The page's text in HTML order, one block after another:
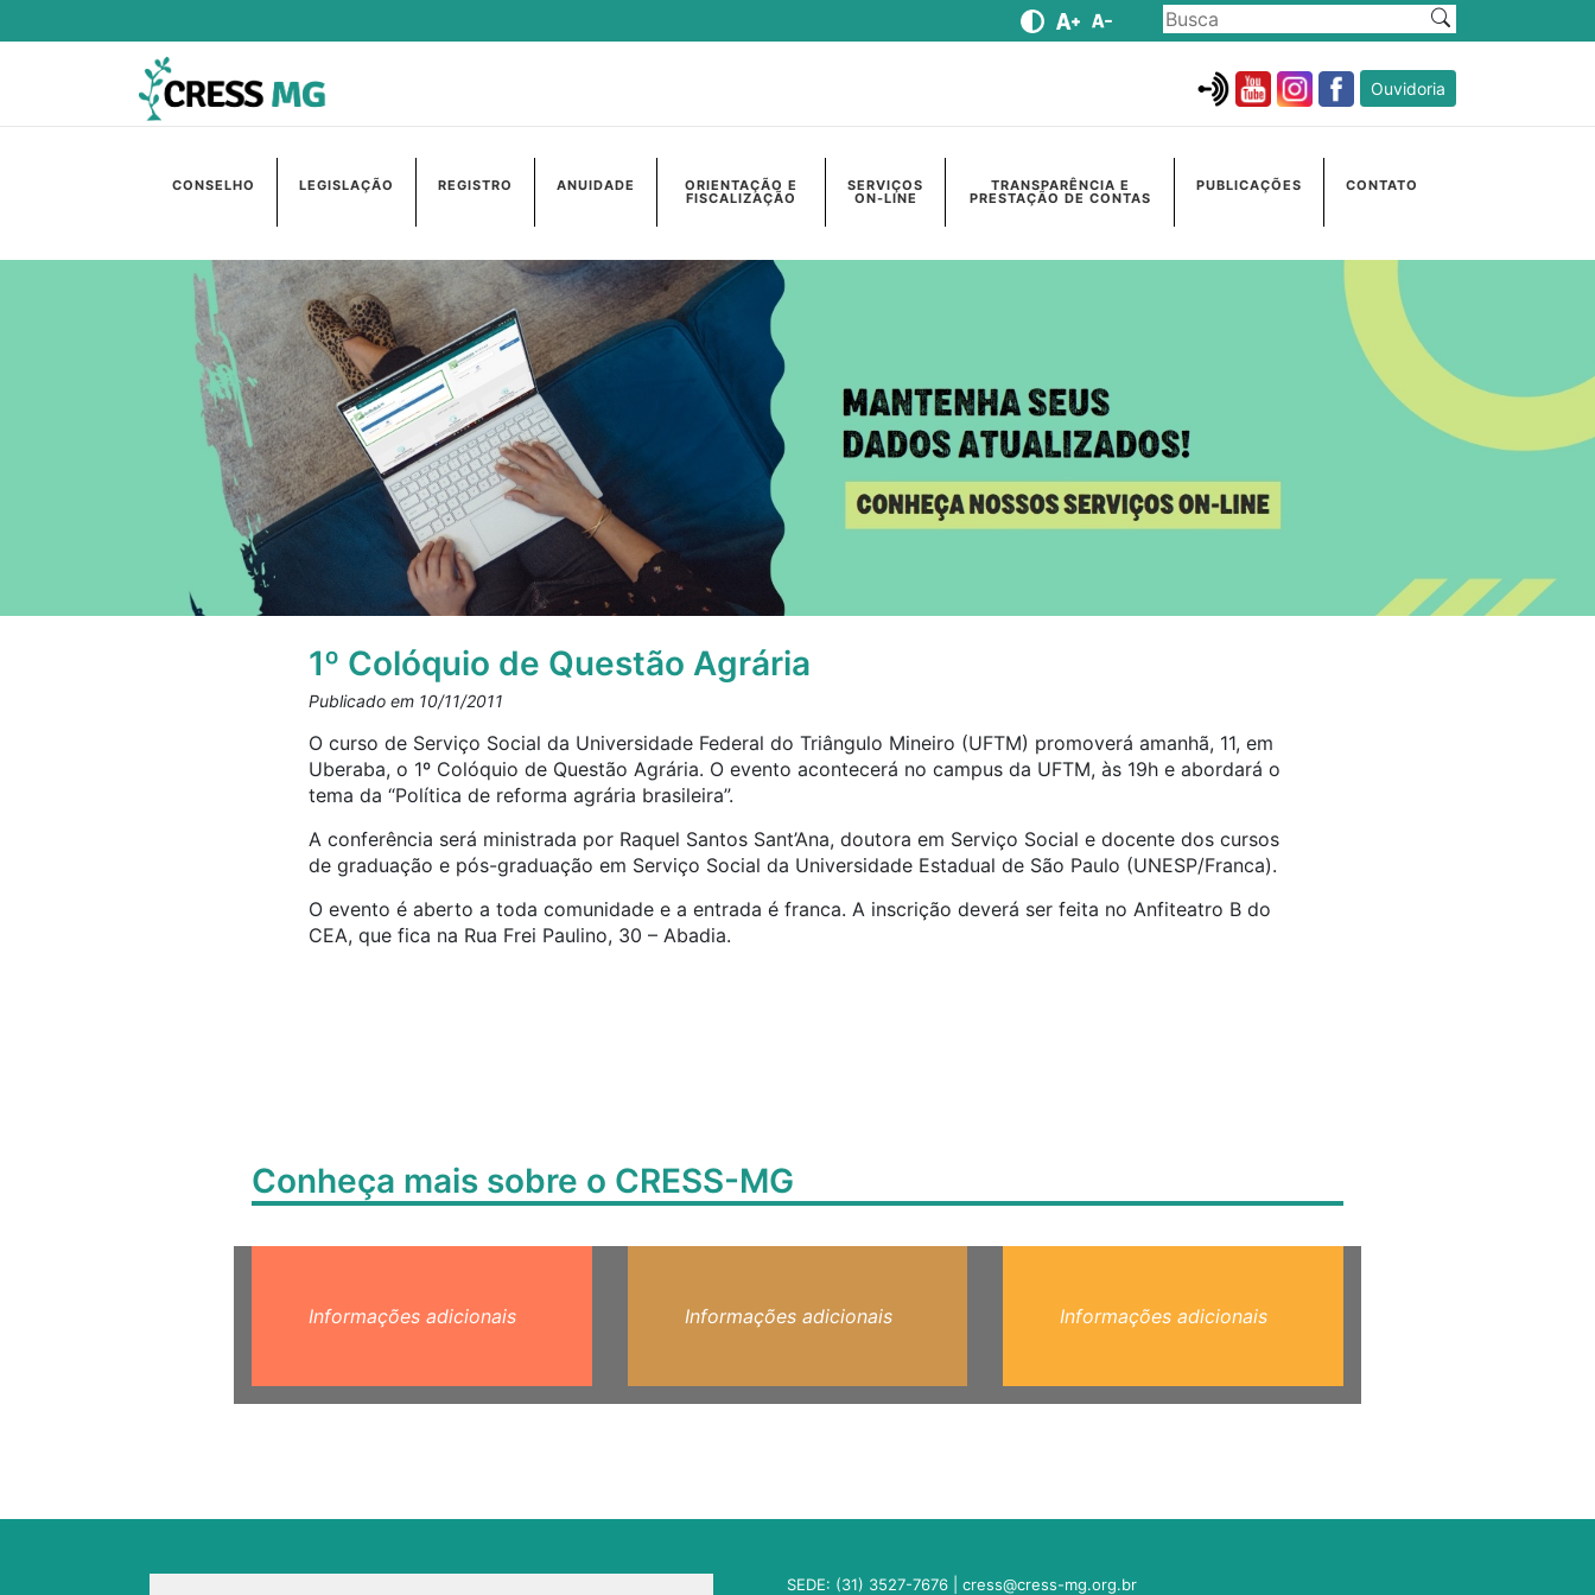
Ouvidoria
CONSELHO LEGISLAÇÃO REGISTRO ANUIDADE ORIENTAÇÃO E
FISCALIZAÇÃO
SERVIÇOS
ON-LINE
TRANSPARÊNCIA E
PRESTAÇÃO DE CONTAS
PUBLICAÇÕES CONTATO
1º Colóquio de Questão Agrária
Publicado em 10/11/2011
O curso de Serviço Social da Universidade Federal do Triângulo Mineiro (UFTM) promoverá amanhã, 11, em
Uberaba, o 1º Colóquio de Questão Agrária. O evento acontecerá no campus da UFTM, às 19h e abordará o
tema da “Política de reforma agrária brasileira”.
A conferência será ministrada por Raquel Santos Sant’Ana, doutora em Serviço Social e docente dos cursos
de graduação e pós-graduação em Serviço Social da Universidade Estadual de São Paulo (UNESP/Franca).
O evento é aberto a toda comunidade e a entrada é franca. A inscrição deverá ser feita no Anfiteatro B do
CEA, que fica na Rua Frei Paulino, 30 – Abadia.
Conheça mais sobre o CRESS-MG
Informações adicionais Informações adicionais Informações adicionais
SEDE: (31) 3527-7676 |cress@cress-mg.org.br